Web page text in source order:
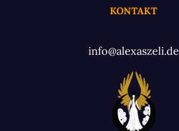
KONTAKT
info@alexaszeli.de